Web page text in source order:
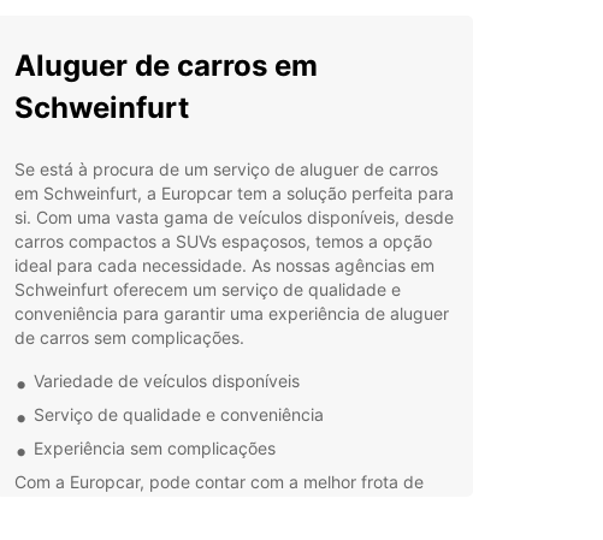
Aluguer de carros em
Schweinfurt
Se está à procura de um serviço de aluguer de carros
em Schweinfurt, a Europcar tem a solução perfeita para
si. Com uma vasta gama de veículos disponíveis, desde
carros compactos a SUVs espaçosos, temos a opção
ideal para cada necessidade. As nossas agências em
Schweinfurt oferecem um serviço de qualidade e
conveniência para garantir uma experiência de aluguer
de carros sem complicações.
Variedade de veículos disponíveis
Serviço de qualidade e conveniência
Experiência sem complicações
Com a Europcar, pode contar com a melhor frota de